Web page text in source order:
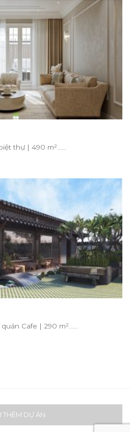
thự | 490 m²......
Cafe | 290 m²......
THÊM DỰ ÁN